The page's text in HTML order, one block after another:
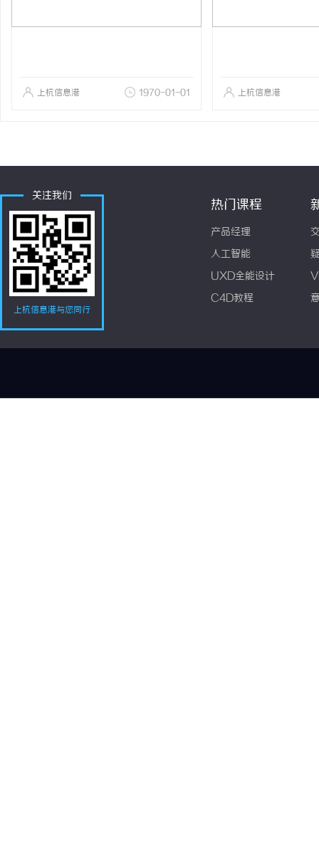
上杭信息港 1970-01-01 上杭信息港
关注我们
上杭信息港与您同行
热门课程
产品经理
人工智能
UXD全能设计
C4D教程